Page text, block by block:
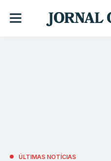
ÚLTIMAS NOTÍCIAS